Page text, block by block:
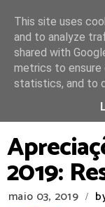
2019:
maio 03, 2019 /
This site uses
and to analyze
shared with
metrics to ensure
statistics, and to